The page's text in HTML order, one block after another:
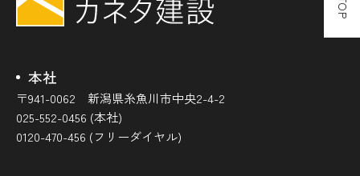
本社
〒941-0062 新潟県糸魚川市中央2-4-2
025-552-0456 (本社)
0120-470-456 (フリーダイヤル)